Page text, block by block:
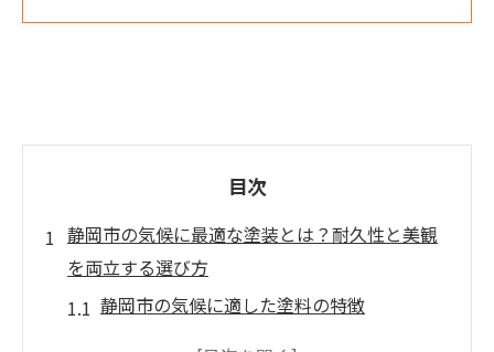
目次
静岡市の気候に最適な塗装とは？耐久性と美観
を両立する選び方
静岡市の気候に適した塗料の特徴
湿度と紫外線対策の重要性